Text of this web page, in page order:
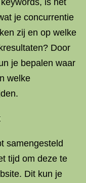
is het
je concurrentie
zij en op welke
Door
je bepalen waar
welke
samengesteld
tijd om deze te
Dit kun je